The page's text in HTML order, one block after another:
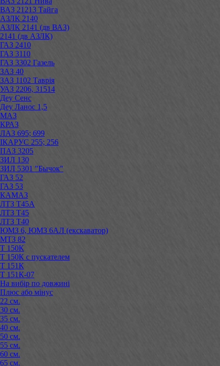
ВАЗ 21213 Тайга
АЗЛК 2140
АЗЛК 2141 (дв ВАЗ)
2141 (дв АЗЛК)
ГАЗ 2410
ГАЗ 3110
ГАЗ 3302 Газель
ЗАЗ 40
ЗАЗ 1102 Таврія
УАЗ 2206, 31514
Деу Сенс
Деу Ланос 1,5
МАЗ
КРАЗ
ЛАЗ 695; 699
ІКАРУС 255; 256
ПАЗ 3205
ЗИЛ 130
ЗИЛ 5301 "Бычок"
ГАЗ 52
ГАЗ 53
КАМАЗ
ЛТЗ Т45А
ЛТЗ Т45
ЛТЗ Т40
ЮМЗ 6, ЮМЗ 6АЛ (екскаватор)
МТЗ 82
Т 150К
Т 150К с пускателем
Т 151К
Т 151К-07
На вибір по довжині
Плюс або мінус
22 см.
30 см.
35 см.
40 см.
50 см.
55 см.
60 см.
65 см.